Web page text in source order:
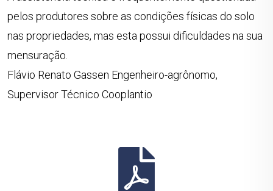
pelos produtores sobre as condições físicas do solo
nas propriedades, mas esta possui dificuldades na sua
mensuração.
Flávio Renato Gassen Engenheiro-agrônomo,
Supervisor Técnico Cooplantio